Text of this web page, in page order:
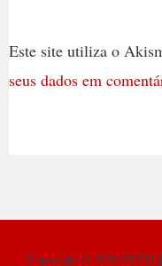
Este site utiliza o
seus dados em
Copyright © 2026 PSTU